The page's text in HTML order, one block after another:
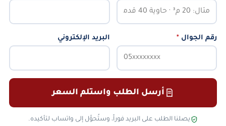
رقم الجوال * البريد الإلكتروني
أرسل الطلب واستلم السعر
يصلنا الطلب على البريد فوراً، وستُحوَّل إلى واتساب لتأكيده.